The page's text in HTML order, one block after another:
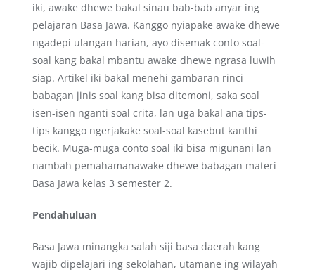
iki, awake dhewe bakal sinau bab-bab anyar ing
pelajaran Basa Jawa. Kanggo nyiapake awake dhewe
ngadepi ulangan harian, ayo disemak conto soal-
soal kang bakal mbantu awake dhewe ngrasa luwih
siap. Artikel iki bakal menehi gambaran rinci
babagan jinis soal kang bisa ditemoni, saka soal
isen-isen nganti soal crita, lan uga bakal ana tips-
tips kanggo ngerjakake soal-soal kasebut kanthi
becik. Muga-muga conto soal iki bisa migunani lan
nambah pemahamanawake dhewe babagan materi
Basa Jawa kelas 3 semester 2.
Pendahuluan
Basa Jawa minangka salah siji basa daerah kang
wajib dipelajari ing sekolahan, utamane ing wilayah